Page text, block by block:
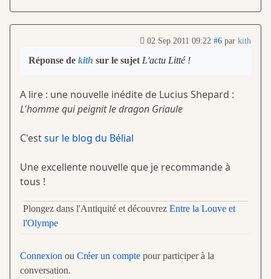
02 Sep 2011 09:22 #6 par kith
Réponse de kith sur le sujet L'actu Litté !
A lire : une nouvelle inédite de Lucius Shepard :
L'homme qui peignit le dragon Griaule
C'estsur le blog du Bélial
Une excellente nouvelle que je recommande à
tous !
Plongez dans l'Antiquité et découvrez Entre la Louve et
l'Olympe
Connexion ou Créer un compte pour participer à la
conversation.